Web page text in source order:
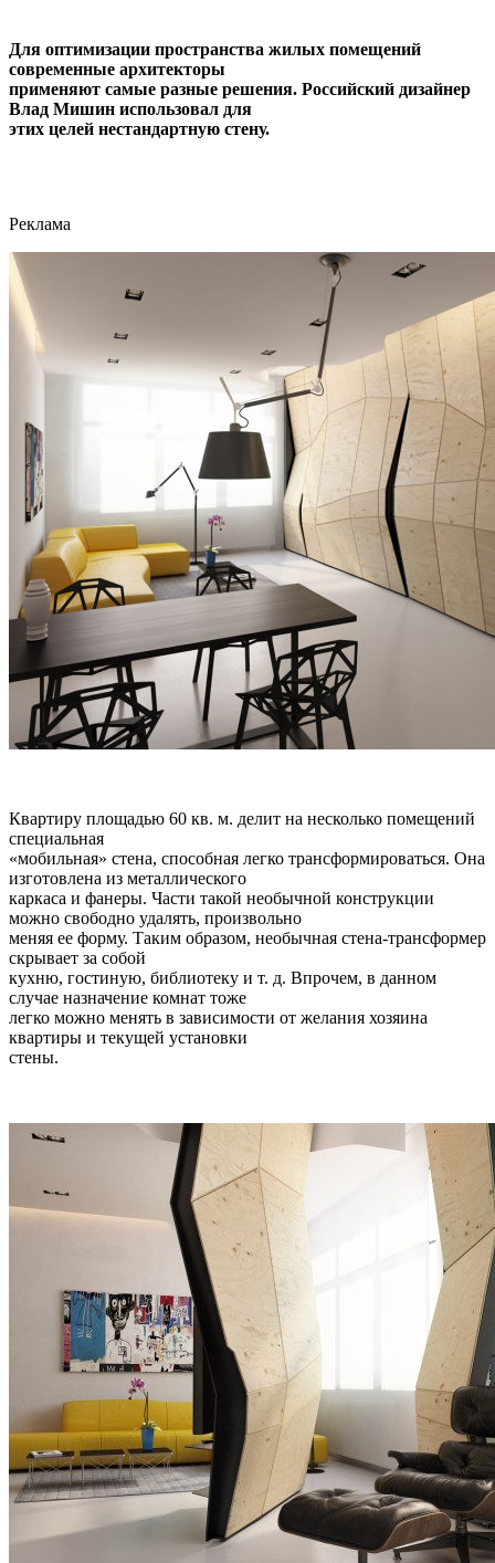
Для оптимизации пространства жилых помещений
современные архитекторы
применяют самые разные решения. Российский дизайнер
Влад Мишин использовал для
этих целей нестандартную стену.
Реклама
Квартиру площадью 60 кв. м. делит на несколько помещений
специальная
«мобильная» стена, способная легко трансформироваться. Она
изготовлена из металлического
каркаса и фанеры. Части такой необычной конструкции
можно свободно удалять, произвольно
меняя ее форму. Таким образом, необычная стена-трансформер
скрывает за собой
кухню, гостиную, библиотеку и т. д. Впрочем, в данном
случае назначение комнат тоже
легко можно менять в зависимости от желания хозяина
квартиры и текущей установки
стены.